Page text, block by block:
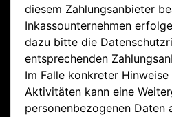
diesem Zahlungsanbieter
Inkassounternehmen
dazu bitte die
entsprechenden
Im Falle konkreter
Aktivitäten kann eine
personenbezogenen Daten